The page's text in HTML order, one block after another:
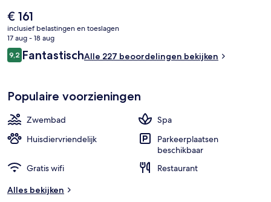
magnetrons. Andere reizigers waarderen het behulpzame
personeel.
De
huidige
prijs
is
€ 161
€ 161
inclusief belastingen en toeslagen
17 aug - 18 aug
Beoordelingen
9,29,2 op 10 –
FantastischAlle 227 beoordelingen bekijken
Populaire voorzieningen
Zwembad
Spa
Huisdiervriendelijk
Parkeerplaatsen
beschikbaar
Gratis wifi
Restaurant
Alles bekijken